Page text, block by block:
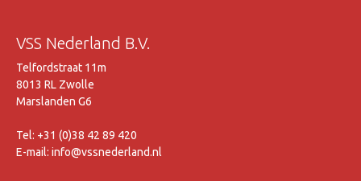
VSS Nederland B.V.
Telfordstraat 11m
8013 RL Zwolle
Marslanden G6
Tel: +31 (0)38 42 89 420
E-mail: info@vssnederland.nl